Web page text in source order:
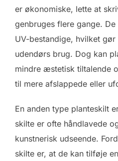
er økonomiske, lette at
genbruges flere gange.
UV-bestandige, hvilket
udendørs brug. Dog kan
mindre æstetisk tiltalende
til mere afslappede eller
En anden type planteskilt
skilte er ofte håndlavede
kunstnerisk udseende.
skilte er, at de kan tilføje